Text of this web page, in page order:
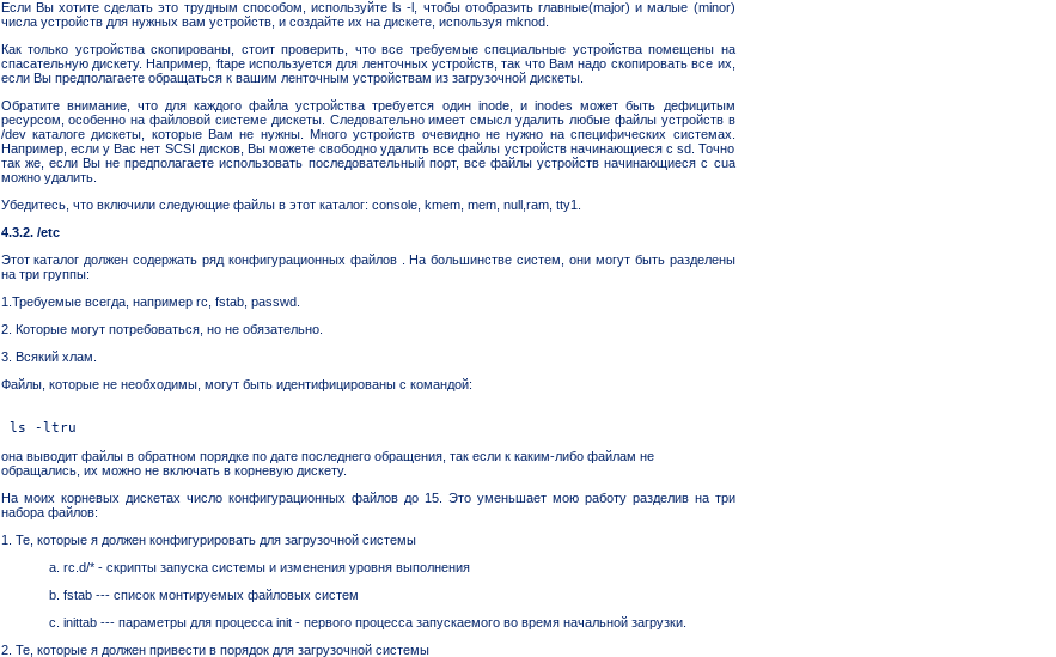
Если Вы хотите сделать это трудным способом, используйте ls -l, чтобы отобразить главные(major) и малые (minor)
числа устройств для нужных вам устройств, и создайте их на дискете, используя mknod.
Как только устройства скопированы, стоит проверить, что все требуемые специальные устройства помещены на
спасательную дискету. Например, ftape используется для ленточных устройств, так что Вам надо скопировать все их,
если Вы предполагаете обращаться к вашим ленточным устройствам из загрузочной дискеты.
Обратите внимание, что для каждого файла устройства требуется один inode, и inodes может быть дефицитым
ресурсом, особенно на файловой системе дискеты. Следовательно имеет смысл удалить любые файлы устройств в
/dev каталоге дискеты, которые Вам не нужны. Много устройств очевидно не нужно на специфических системах.
Например, если у Вас нет SCSI дисков, Вы можете свободно удалить все файлы устройств начинающиеся с sd. Точно
так же, если Вы не предполагаете использовать последовательный порт, все файлы устройств начинающиеся с cua
можно удалить.
Убедитесь, что включили следующие файлы в этот каталог: console, kmem, mem, null,ram, tty1.
4.3.2. /etc
Этот каталог должен содержать ряд конфигурационных файлов . На большинстве систем, они могут быть разделены
на три группы:
1.Требуемые всегда, например rc, fstab, passwd.
2. Которые могут потребоваться, но не обязательно.
3. Всякий хлам.
Файлы, которые не необходимы, могут быть идентифицированы с командой:
она выводит файлы в обратном порядке по дате последнего обращения, так если к каким-либо файлам не
обращались, их можно не включать в корневую дискету.
На моих корневых дискетах число конфигурационных файлов до 15. Это уменьшает мою работу разделив на три
набора файлов:
1. Те, которые я должен конфигурировать для загрузочной системы
a. rc.d/* - скрипты запуска системы и изменения уровня выполнения
b. fstab --- список монтируемых файловых систем
c. inittab --- параметры для процесса init - первого процесса запускаемого во время начальной загрузки.
2. Те, которые я должен привести в порядок для загрузочной системы